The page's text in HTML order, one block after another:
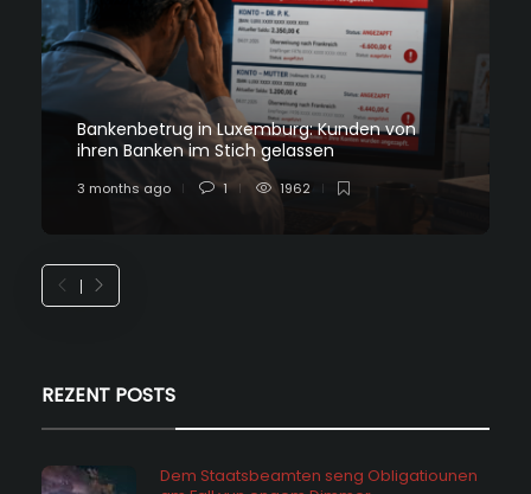
Bankenbetrug in Luxemburg: Kunden von
ihren Banken im Stich gelassen
3 months ago 1 1962
REZENT POSTS
Dem Staatsbeamten seng Obligatiounen